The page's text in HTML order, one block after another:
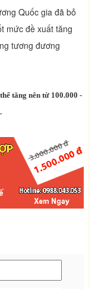
Quốc gia đã bỏ
mức đề xuất tăng
tương đương
tăng nên từ 100.000 -